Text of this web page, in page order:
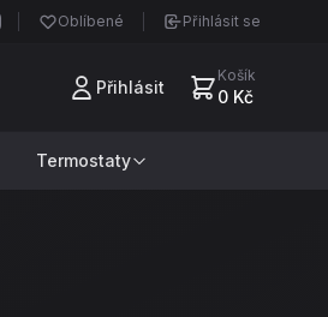
Oblíbené Přihlásit se
Přihlásit
Košík
0 Kč
Termostaty